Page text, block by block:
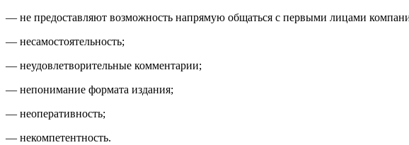
— не предоставляют возможность напрямую общаться с первыми лицами
— несамостоятельность;
— неудовлетворительные комментарии;
— непонимание формата издания;
— неоперативность;
— некомпетентность.